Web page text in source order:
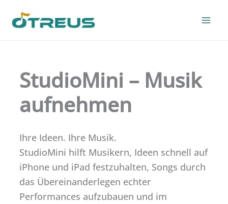
StudioMini – Musik
aufnehmen
Ihre Ideen. Ihre Musik.
StudioMini hilft Musikern, Ideen schnell auf
iPhone und iPad festzuhalten, Songs durch
das Übereinanderlegen echter
Performances aufzubauen und im